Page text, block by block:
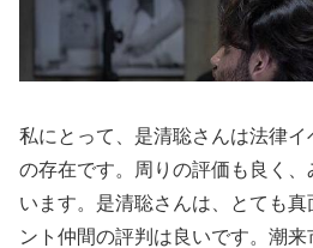
私にとって、是清聡さんは法律
の存在です。周りの評価も良く
います。是清聡さんは、とても
ント仲間の評判は良いです。潮来